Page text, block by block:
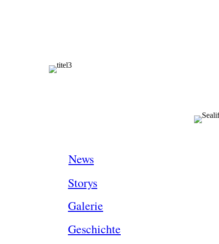
News
Storys
Galerie
Geschichte